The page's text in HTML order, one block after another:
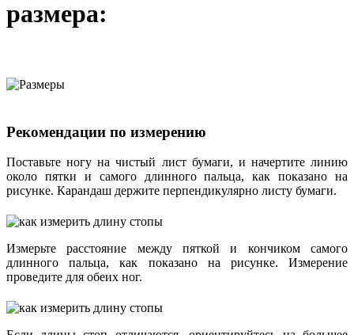
размера:
Рекомендации по измерению
Поставьте ногу на чистый лист бумаги, и начертите линию
около пятки и самого длинного пальца, как показано на
рисунке. Карандаш держите перпендикулярно листу бумаги.
Измерьте расстояние между пяткой и кончиком самого
длинного пальца, как показано на рисунке. Измерение
проведите для обеих ног.